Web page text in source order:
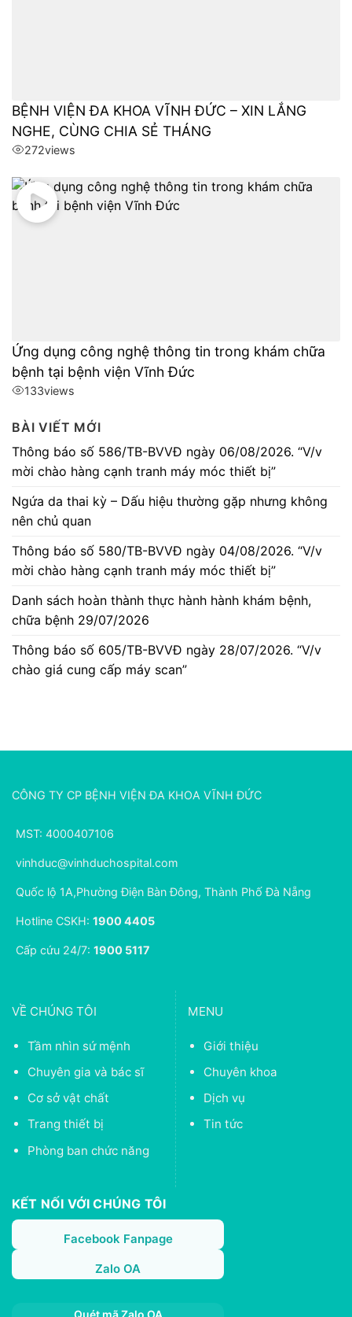
BỆNH VIỆN ĐA KHOA VĨNH ĐỨC – XIN LẮNG
NGHE, CÙNG CHIA SẺ THÁNG
272views
Ứng dụng công nghệ thông tin trong khám chữa
bệnh tại bệnh viện Vĩnh Đức
133views
BÀI VIẾT MỚI
Thông báo số 586/TB-BVVĐ ngày 06/08/2026. “V/v
mời chào hàng cạnh tranh máy móc thiết bị”
Ngứa da thai kỳ – Dấu hiệu thường gặp nhưng không
nên chủ quan
Thông báo số 580/TB-BVVĐ ngày 04/08/2026. “V/v
mời chào hàng cạnh tranh máy móc thiết bị”
Danh sách hoàn thành thực hành hành khám bệnh,
chữa bệnh 29/07/2026
Thông báo số 605/TB-BVVĐ ngày 28/07/2026. “V/v
chào giá cung cấp máy scan”
CÔNG TY CP BỆNH VIỆN ĐA KHOA VĨNH ĐỨC
MST: 4000407106
vinhduc@vinhduchospital.com
Quốc lộ 1A,Phường Điện Bàn Đông, Thành Phố Đà Nẵng
Hotline CSKH: 1900 4405
Cấp cứu 24/7: 1900 5117
VỀ CHÚNG TÔI
Tầm nhìn sứ mệnh
Chuyên gia và bác sĩ
Cơ sở vật chất
Trang thiết bị
Phòng ban chức năng
MENU
Giới thiệu
Chuyên khoa
Dịch vụ
Tin tức
KẾT NỐI VỚI CHÚNG TÔI
Facebook Fanpage
Zalo OA
Quét mã Zalo OA